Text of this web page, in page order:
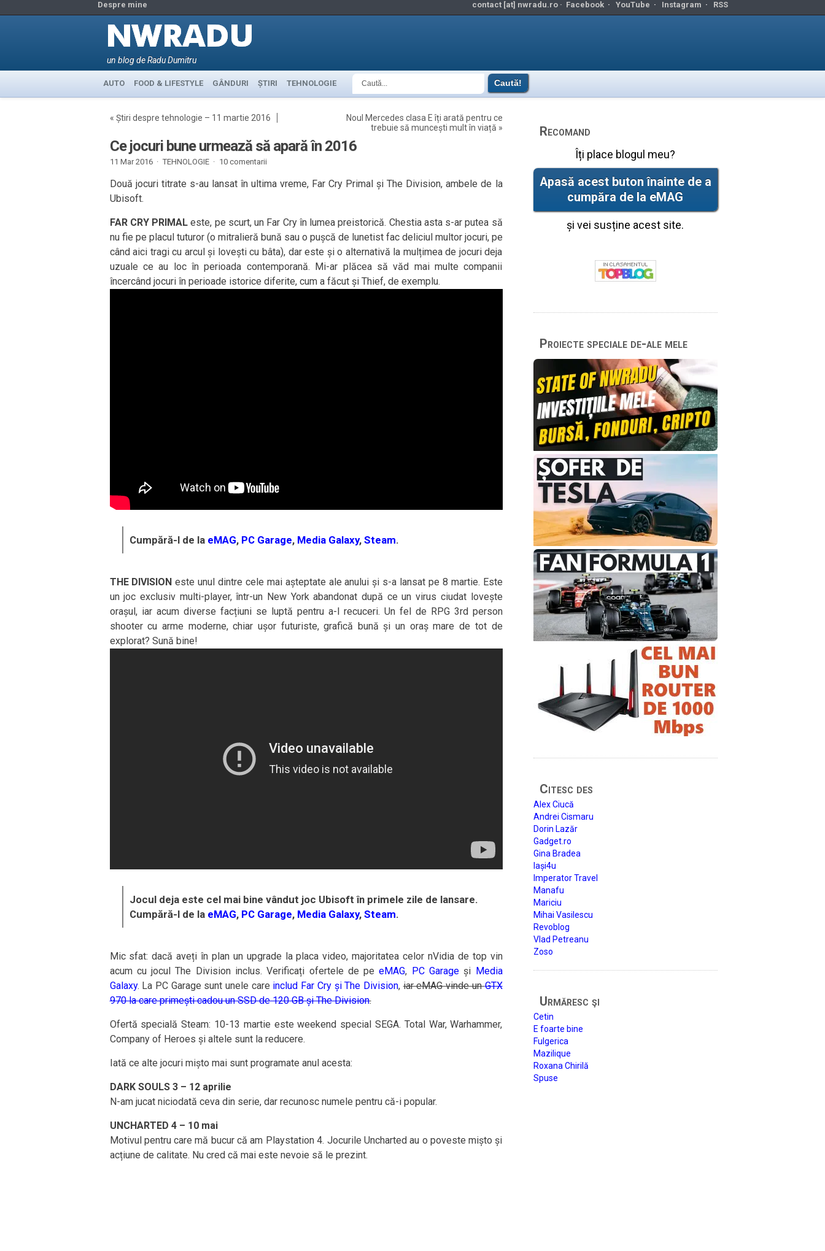
Despre mine contact [at] nwradu.ro · Facebook· YouTube · Instagram · RSS
un blog de Radu Dumitru
AUTO FOOD & LIFESTYLE GÂNDURI ȘTIRI TEHNOLOGIE
« Știri despre tehnologie – 11 martie 2016
Noul Mercedes clasa E îți arată pentru ce
trebuie să muncești mult în viață »
Ce jocuri bune urmează să apară în 2016
11 Mar 2016 · TEHNOLOGIE· 10 comentarii
Două jocuri titrate s-au lansat în ultima vreme, Far Cry Primal și The Division, ambele de la
Ubisoft.
FAR CRY PRIMAL este, pe scurt, un Far Cry în lumea preistorică. Chestia asta s-ar putea să
nu fie pe placul tuturor (o mitralieră bună sau o pușcă de lunetist fac deliciul multor jocuri, pe
când aici tragi cu arcul și lovești cu bâta), dar este și o alternativă la mulțimea de jocuri deja
uzuale ce au loc în perioada contemporană. Mi-ar plăcea să văd mai multe companii
încercând jocuri în perioade istorice diferite, cum a făcut și Thief, de exemplu.
Cumpără-l de la eMAG, PC Garage, Media Galaxy, Steam.
THE DIVISION este unul dintre cele mai așteptate ale anului și s-a lansat pe 8 martie. Este
un joc exclusiv multi-player, într-un New York abandonat după ce un virus ciudat lovește
orașul, iar acum diverse facțiuni se luptă pentru a-l recuceri. Un fel de RPG 3rd person
shooter cu arme moderne, chiar ușor futuriste, grafică bună și un oraș mare de tot de
explorat? Sună bine!
Jocul deja este cel mai bine vândut joc Ubisoft în primele zile de lansare.
Cumpără-l de la eMAG, PC Garage, Media Galaxy, Steam.
Mic sfat: dacă aveți în plan un upgrade la placa video, majoritatea celor nVidia de top vin
acum cu jocul The Division inclus. Verificați ofertele de peeMAG, PC Garageși Media
Galaxy. La PC Garage sunt unele care includ Far Cry și The Division,iar eMAG vinde unGTX
970 la care primești cadou un SSD de 120 GB și The Division.
Ofertă specială Steam: 10-13 martie este weekend special SEGA. Total War, Warhammer,
Company of Heroes și altele sunt la reducere.
Iată ce alte jocuri mișto mai sunt programate anul acesta:
DARK SOULS 3 – 12 aprilie
N-am jucat niciodată ceva din serie, dar recunosc numele pentru că-i popular.
UNCHARTED 4 – 10 mai
Motivul pentru care mă bucur că am Playstation 4. Jocurile Uncharted au o poveste mișto și
acțiune de calitate. Nu cred că mai este nevoie să le prezint.
Recomand
Îți place blogul meu?
Apasă acest buton înainte de a
cumpăra de la eMAG
și vei susține acest site.
Proiecte speciale de-ale mele
Citesc des
Alex Ciucă
Andrei Cismaru
Dorin Lazăr
Gadget.ro
Gina Bradea
Iași4u
Imperator Travel
Manafu
Mariciu
Mihai Vasilescu
Revoblog
Vlad Petreanu
Zoso
Urmăresc şi
Cetin
E foarte bine
Fulgerica
Mazilique
Roxana Chirilă
Spuse